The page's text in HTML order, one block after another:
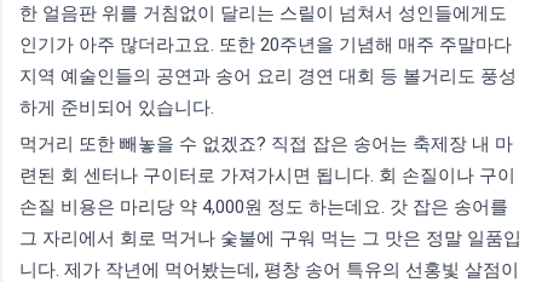
한 얼음판 위를 거침없이 달리는 스릴이 넘쳐서 성인들에게도
인기가 아주 많더라고요. 또한 20주년을 기념해 매주 주말마다
지역 예술인들의 공연과 송어 요리 경연 대회 등 볼거리도 풍성
하게 준비되어 있습니다.
먹거리 또한 빼놓을 수 없겠죠? 직접 잡은 송어는 축제장 내 마
련된 회 센터나 구이터로 가져가시면 됩니다. 회 손질이나 구이
손질 비용은 마리당 약 4,000원 정도 하는데요. 갓 잡은 송어를
그 자리에서 회로 먹거나 숯불에 구워 먹는 그 맛은 정말 일품입
니다. 제가 작년에 먹어봤는데, 평창 송어 특유의 선홍빛 살점이